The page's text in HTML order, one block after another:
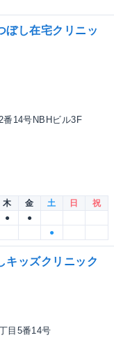
ぼし在宅クリニッ
14号NBHビル3F
木 金 土 日
祝
●
●
●
キッズクリニック
目5番14号